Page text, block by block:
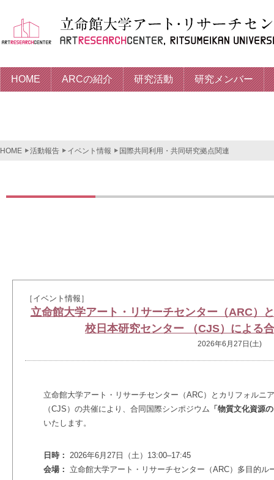
HOME ARCの紹介 研究活動 研究メンバー
HOME 活動報告 イベント情報 国際共同利用・共同研究拠点関連
［イベント情報］
立命館大学アート・リサーチセンター（ARC）
校日本研究センター （CJS）による
2026年6月27日(土)
立命館大学アート・リサーチセンター（ARC）とカリフォルニ
（CJS）の共催により、合同国際シンポジウム 「物質文化資源
いたします。
日時：
2026年6月27日（土）13:00–17:45
会場：
立命館大学アート・リサーチセンター（ARC）多目的ル